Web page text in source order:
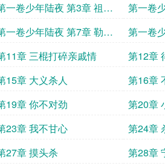
一卷少年陆夜 第3章 祖师
记 破而后立
第一卷
天罡
一卷少年陆夜 第7章 勒碑
功 彰显教化
第一卷
的目中
11章 三棍打碎亲戚情
第12章
15章 大义杀人
第16章
19章 你不对劲
第20章
23章 我不甘心
第24章
27章 摸头杀
第28章